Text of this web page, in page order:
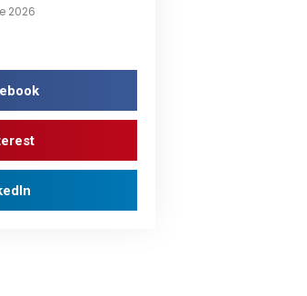
2026